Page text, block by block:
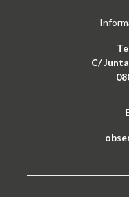
C/